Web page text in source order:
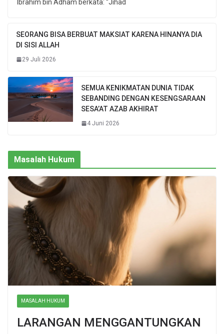
Ibrahim bin Adham berkata: “Jihad
SEORANG BISA BERBUAT MAKSIAT KARENA HINANYA DIA
DI SISI ALLAH
29 Juli 2026
SEMUA KENIKMATAN DUNIA TIDAK
SEBANDING DENGAN KESENGSARAAN
SESA’AT AZAB AKHIRAT
4 Juni 2026
Masalah Hukum
MASALAH HUKUM
LARANGAN MENGGANTUNGKAN